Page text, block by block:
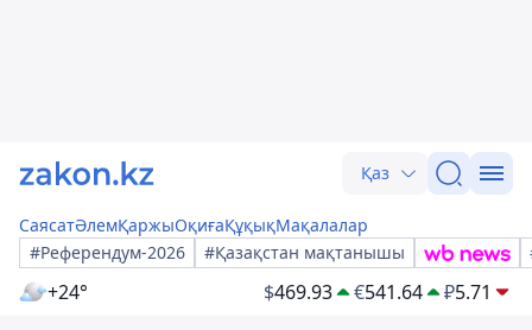
Қаз
СаясатӘлемҚаржыОқиғаҚұқықМақалалар
#Референдум-2026
#Қазақстан мақтанышы
+24° $469.93 €541.64 ₽5.71